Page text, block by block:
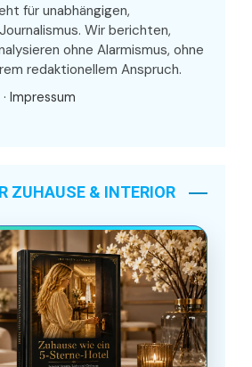
für unabhängigen,
Wir berichten,
ohne Alarmismus, ohne
redaktionellem Anspruch.
· Impressum
ZUHAUSE & INTERIOR